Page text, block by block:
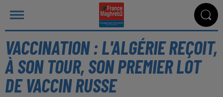
VACCINATION : L'ALGÉRIE REÇOIT,
À SON TOUR, SON PREMIER LOT
DE VACCIN RUSSE